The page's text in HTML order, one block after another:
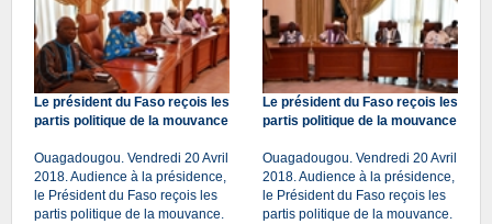
Le président du Faso reçois les
partis politique de la mouvance
Ouagadougou. Vendredi 20 Avril
2018. Audience à la présidence,
le Président du Faso reçois les
partis politique de la mouvance.
Le président du Faso reçois les
partis politique de la mouvance
Ouagadougou. Vendredi 20 Avril
2018. Audience à la présidence,
le Président du Faso reçois les
partis politique de la mouvance.